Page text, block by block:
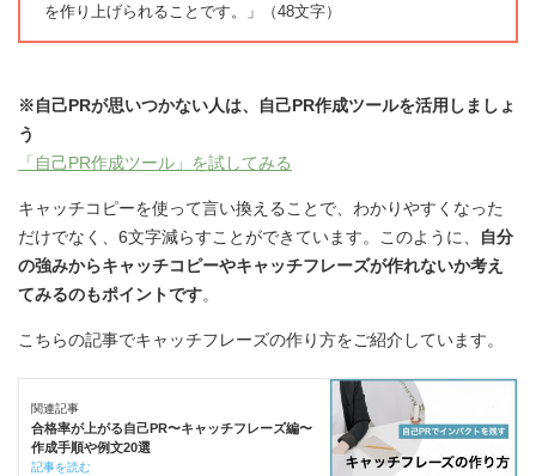
を作り上げられることです。」（48文字）
※自己PRが思いつかない人は、自己PR作成ツールを活用しましょ
う
「自己PR作成ツール」を試してみる
キャッチコピーを使って言い換えることで、わかりやすくなった
だけでなく、6文字減らすことができています。このように、
自分
の強みからキャッチコピーやキャッチフレーズが作れないか考え
てみるのもポイントです。
こちらの記事でキャッチフレーズの作り方をご紹介しています。
関連記事
合格率が上がる自己PR〜キャッチフレーズ編〜
作成手順や例文20選
記事を読む